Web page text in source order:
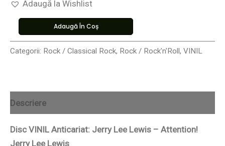
Adaugă la Wishlist
Adaugă În Coș
Categorii: Rock / Classical Rock, Rock / Rock'n'Roll, VINIL
Descriere
Disc VINIL Anticariat: Jerry Lee Lewis – Attention!
Jerry Lee Lewis